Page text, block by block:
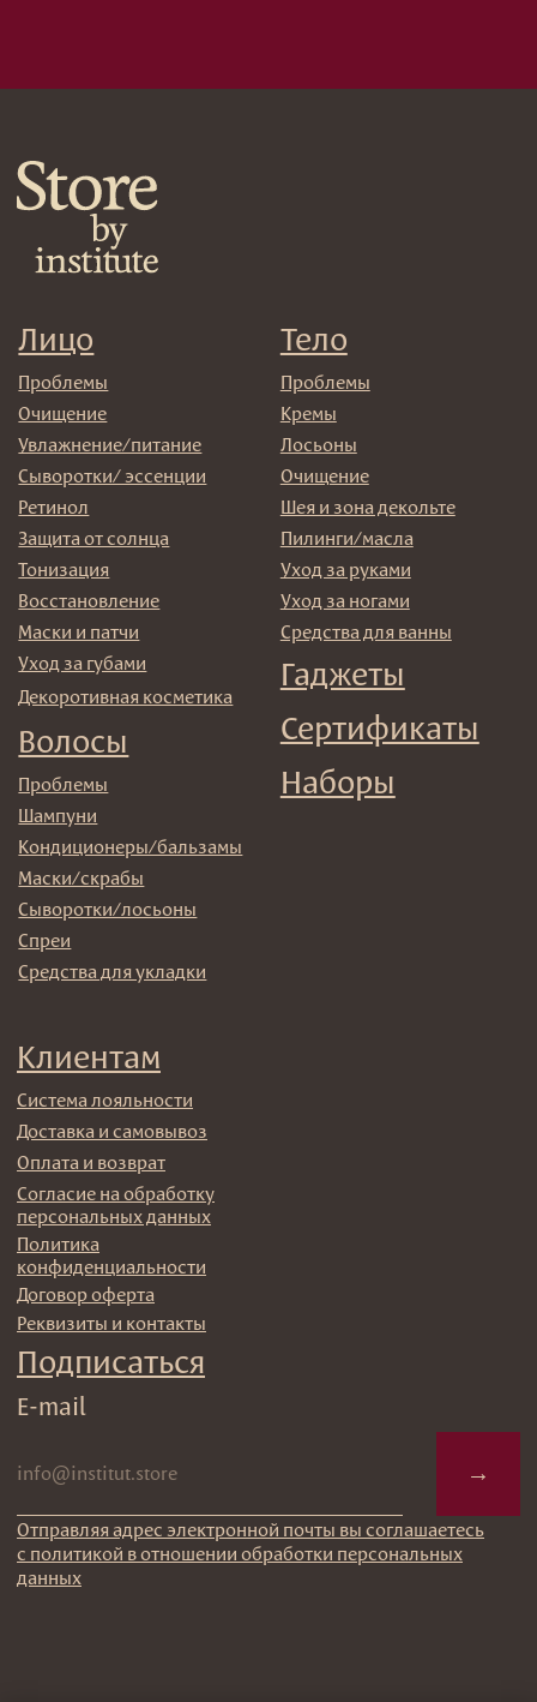
Оплата и возврат
конфиденциальности
Договор оферта
Реквизиты и контакты
Подписаться
E-mail
Отправляя адрес электронной почты вы соглашаетесь
данных